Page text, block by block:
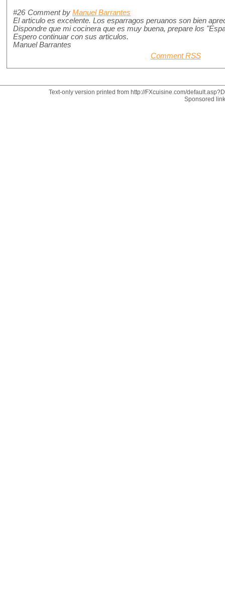
#26 Comment by Manuel Barrantes
El articulo es excelente. Los esparragos peruanos son bien
Dispondre que mi cocinera que es muy buena, prepare los
Espero continuar con sus articulos.
Manuel Barrantes
Comment RSS
Text-only version printed from http://FXcuisine.com/
Sponsored